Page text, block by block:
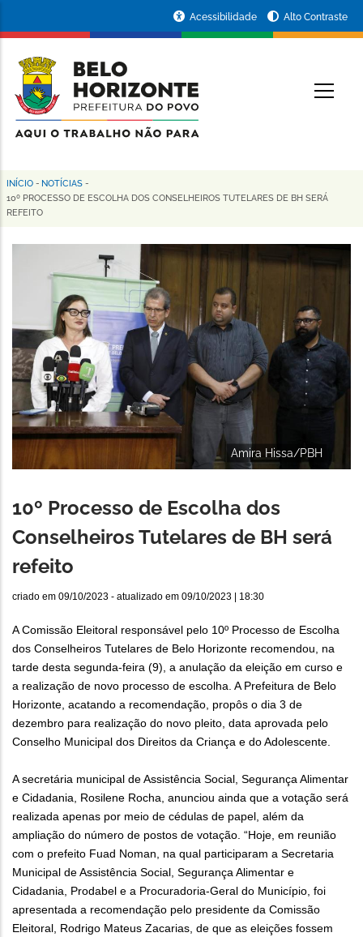
conteúdo
principal
da
Prefeitura
de
Horizonte
Acessibilidade Alto Contraste
Trilha
de
navegação
INÍCIO - NOTÍCIAS -
10º PROCESSO DE ESCOLHA DOS CONSELHEIROS TUTELARES DE BH SERÁ
REFEITO
Amira Hissa/PBH
10º Processo de Escolha dos
Conselheiros Tutelares de BH será
refeito
criado em 09/10/2023 - atualizado em 09/10/2023 | 18:30
A Comissão Eleitoral responsável pelo 10º Processo de Escolha
dos Conselheiros Tutelares de Belo Horizonte recomendou, na
tarde desta segunda-feira (9), a anulação da eleição em curso e
a realização de novo processo de escolha. A Prefeitura de Belo
Horizonte, acatando a recomendação, propôs o dia 3 de
dezembro para realização do novo pleito, data aprovada pelo
Conselho Municipal dos Direitos da Criança e do Adolescente.
A secretária municipal de Assistência Social, Segurança Alimentar
e Cidadania, Rosilene Rocha, anunciou ainda que a votação será
realizada apenas por meio de cédulas de papel, além da
ampliação do número de postos de votação. “Hoje, em reunião
com o prefeito Fuad Noman, na qual participaram a Secretaria
Municipal de Assistência Social, Segurança Alimentar e
Cidadania, Prodabel e a Procuradoria-Geral do Município, foi
apresentada a recomendação pelo presidente da Comissão
Eleitoral, Rodrigo Mateus Zacarias, de que as eleições fossem